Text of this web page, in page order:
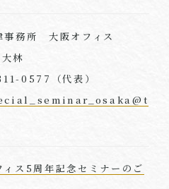
務所 大阪オフィス
林
0577（代表）
ス5周年記念セミナーのご